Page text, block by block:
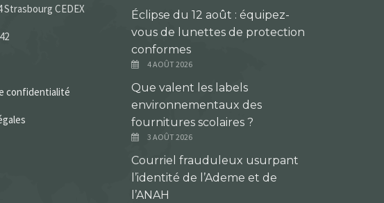
Strasbourg CEDEX
confidentialité
Éclipse du 12 août : équipez-
vous de lunettes de protection
conformes
4 AOÛT 2026
Que valent les labels
environnementaux des
fournitures scolaires ?
3 AOÛT 2026
Courriel frauduleux usurpant
l’identité de l’Ademe et de
l’ANAH